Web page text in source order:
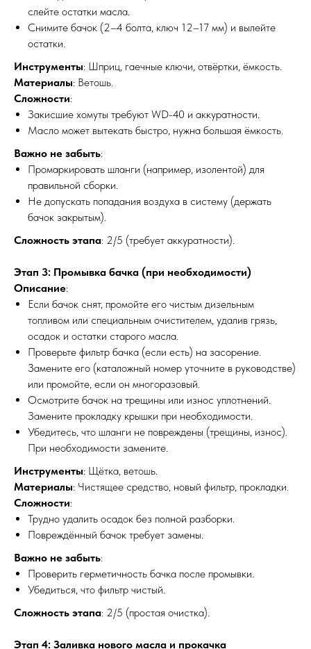
слейте остатки масла.
Снимите бачок (2–4 болта, ключ 12–17 мм) и вылейте
остатки.
Инструменты: Шприц, гаечные ключи, отвёртки, ёмкость.
Материалы: Ветошь.
Сложности:
Закисшие хомуты требуют WD-40 и аккуратности.
Масло может вытекать быстро, нужна большая ёмкость.
Важно не забыть:
Промаркировать шланги (например, изолентой) для
правильной сборки.
Не допускать попадания воздуха в систему (держать
бачок закрытым).
Сложность этапа: 2/5 (требует аккуратности).
Этап 3: Промывка бачка (при необходимости)
Описание:
Если бачок снят, промойте его чистым дизельным
топливом или специальным очистителем, удалив грязь,
осадок и остатки старого масла.
Проверьте фильтр бачка (если есть) на засорение.
Замените его (каталожный номер уточните в руководстве)
или промойте, если он многоразовый.
Осмотрите бачок на трещины или износ уплотнений.
Замените прокладку крышки при необходимости.
Убедитесь, что шланги не повреждены (трещины, износ).
При необходимости замените.
Инструменты: Щётка, ветошь.
Материалы: Чистящее средство, новый фильтр, прокладки.
Сложности:
Трудно удалить осадок без полной разборки.
Повреждённый бачок требует замены.
Важно не забыть:
Проверить герметичность бачка после промывки.
Убедиться, что фильтр чистый.
Сложность этапа: 2/5 (простая очистка).
Этап 4: Заливка нового масла и прокачка